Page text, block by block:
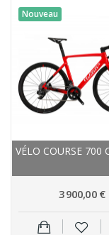
3 900,00 €
Nouveau